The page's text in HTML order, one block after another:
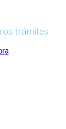
trámites: